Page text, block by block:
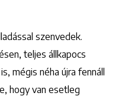
szenvedek.
teljes állkapocs
mégis néha újra fennáll
hogy van esetleg